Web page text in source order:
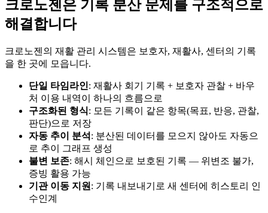
크로노젠은 기록 분산 문제를 구조적으로
해결합니다
크로노젠의 재활 관리 시스템은 보호자, 재활사, 센터의 기록
을 한 곳에 모읍니다.
단일 타임라인: 재활사 회기 기록 + 보호자 관찰 + 바우
처 이용 내역이 하나의 흐름으로
구조화된 형식: 모든 기록이 같은 항목(목표, 반응, 관찰,
판단)으로 저장
자동 추이 분석 : 분산된 데이터를 모으지 않아도 자동으
로 추이 그래프 생성
불변 보존: 해시 체인으로 보호된 기록 — 위변조 불가,
증빙 활용 가능
기관 이동 지원 : 기록 내보내기로 새 센터에 히스토리 인
수인계